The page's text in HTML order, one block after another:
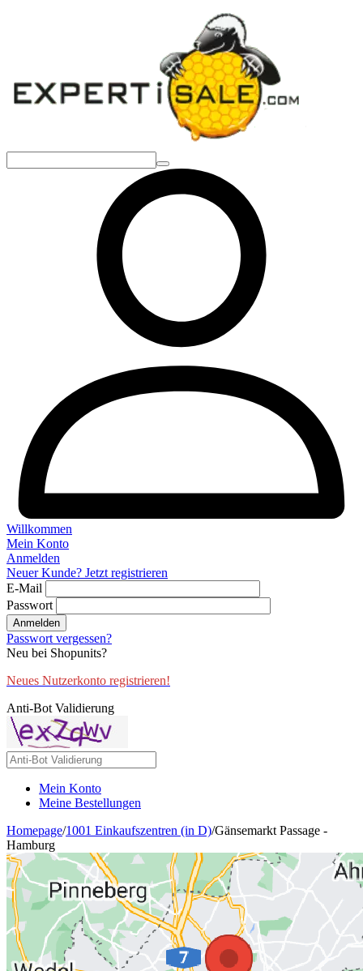
Willkommen
Mein Konto
Anmelden
Neuer Kunde? Jetzt registrieren
E-Mail
Passwort
Anmelden
Passwort vergessen?
Neu bei Shopunits?
Neues Nutzerkonto registrieren!
Anti-Bot Validierung
Mein Konto
Meine Bestellungen
Homepage/1001 Einkaufszentren (in D)/Gänsemarkt Passage -
Hamburg